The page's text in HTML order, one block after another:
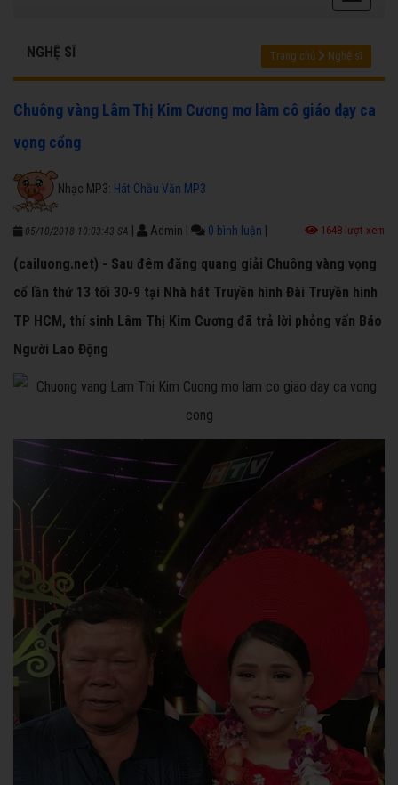
NGHỆ SĨ Trang chủ Nghệ sĩ
Chuông vàng Lâm Thị Kim Cương mơ làm cô giáo dạy ca
vọng cổng
Nhạc MP3: Hát Chầu Văn MP3
05/10/2018 10:03:43 SA Admin 0 bình luận 1648 lượt xem
(cailuong.net) - Sau đêm đăng quang giải Chuông vàng vọng
cổ lần thứ 13 tối 30-9 tại Nhà hát Truyền hình Đài Truyền hình
TP HCM, thí sinh Lâm Thị Kim Cương đã trả lời phỏng vấn Báo
Người Lao Động